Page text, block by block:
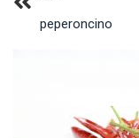
peperoncino